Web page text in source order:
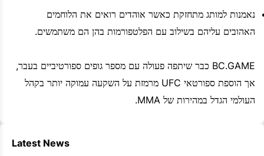
נאמנות למותג מתחזקת כאשר אוהדים רואים את הלוחמים
האהובים עליהם בשילוב עם הפלטפורמות בהן הם משתמשים.
BC.GAME כבר שיתפה פעולה עם מספר גופים ספורטיביים בעבר,
אך הוספת ספורטאי UFC מרמזת על השקעה עמוקה יותר בקהל
העולמי הגדל במהירות של MMA.
Latest News